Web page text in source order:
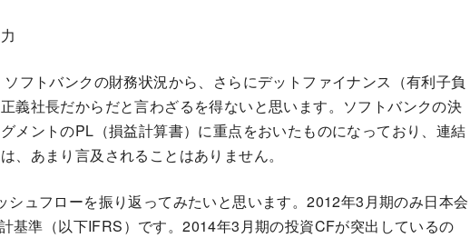
フトバンクの財務状況から、さらにデットファイナンス（有利子負
義社長だからだと言わざるを得ないと思います。ソフトバンクの決
メントのPL（損益計算書）に重点をおいたものになっており、連結
、あまり言及されることはありません。
シュフローを振り返ってみたいと思います。2012年3月期のみ日本会
基準（以下IFRS）です。2014年3月期の投資CFが突出しているの